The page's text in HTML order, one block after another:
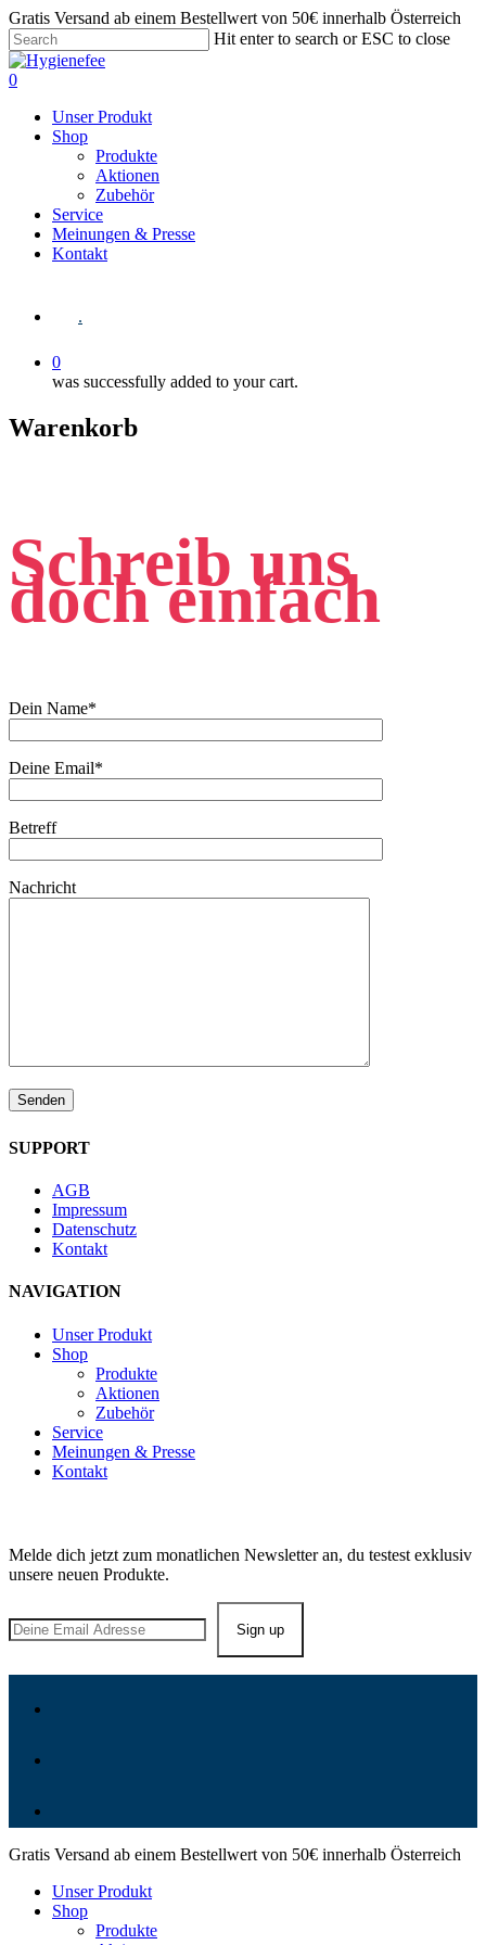
Gratis Versand ab einem Bestellwert von 50€ innerhalb Österreich
Hit enter to search or ESC to close
0
Unser Produkt
Shop
Produkte
Aktionen
Zubehör
Service
Meinungen & Presse
Kontakt
.
0
was successfully added to your cart.
Warenkorb
Schreib uns
doch einfach
Dein Name*
Deine Email*
Betreff
Nachricht
SUPPORT
AGB
Impressum
Datenschutz
Kontakt
NAVIGATION
Unser Produkt
Shop
Produkte
Aktionen
Zubehör
Service
Meinungen & Presse
Kontakt
Melde dich jetzt zum monatlichen Newsletter an, du testest exklusiv
unsere neuen Produkte.
Gratis Versand ab einem Bestellwert von 50€ innerhalb Österreich
Unser Produkt
Shop
Produkte